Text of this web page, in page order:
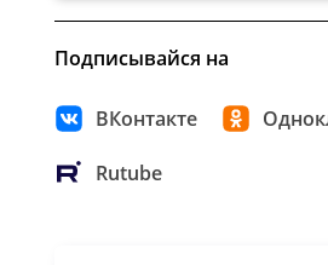
Подписывайся на
ВКонтакте
Rutube